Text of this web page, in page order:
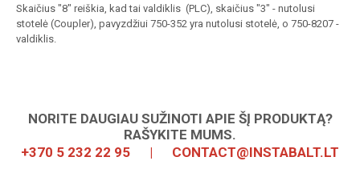
Skaičius "8" reiškia, kad tai valdiklis (PLC), skaičius "3" - nutolusi
stotelė (Coupler), pavyzdžiui 750-352 yra nutolusi stotelė, o 750-8207 -
valdiklis.
NORITE DAUGIAU SUŽINOTI APIE ŠĮ PRODUKTĄ?
RAŠYKITE MUMS.
+370 5 232 22 95
| CONTACT@INSTABALT.LT